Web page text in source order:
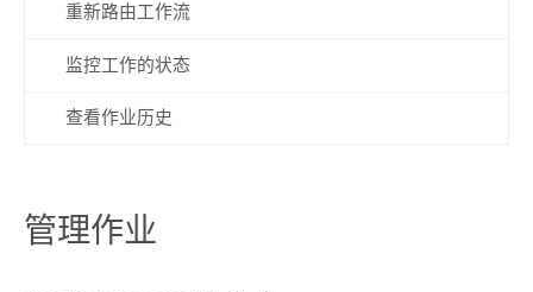
重新路由工作流
监控工作的状态
查看作业历史
管理作业